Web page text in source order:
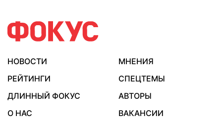
НОВОСТИ
МНЕНИЯ
РЕЙТИНГИ
СПЕЦТЕМЫ
ДЛИННЫЙ ФОКУС
АВТОРЫ
О НАС
ВАКАНСИИ